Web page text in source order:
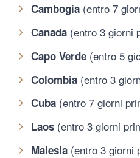
Cambogia (entro 7
Canada (entro 3 giorni
Capo Verde (entro 5
Colombia (entro 3
Cuba (entro 7 giorni
Laos (entro 3 giorni
Malesia (entro 3 giorni